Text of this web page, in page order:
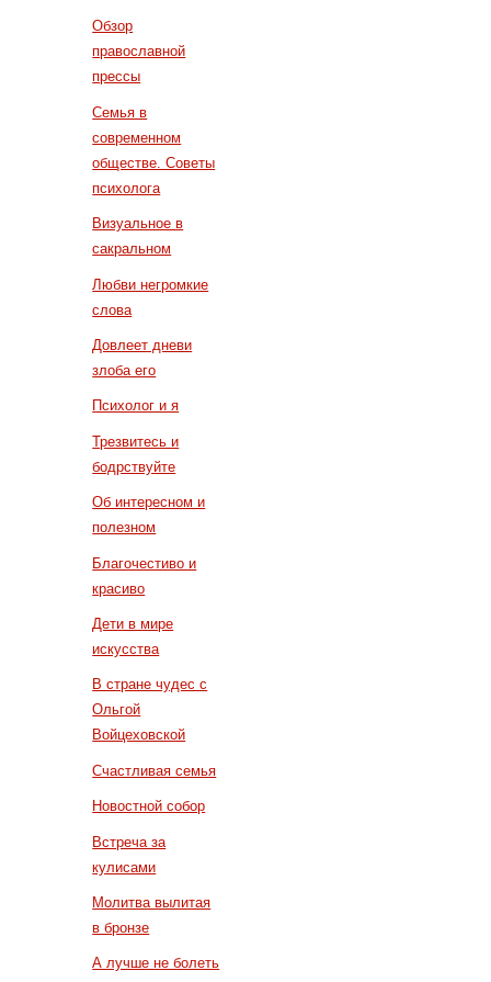
Обзор
православной
прессы
Семья в
современном
обществе. Советы
психолога
Визуальное в
сакральном
Любви негромкие
слова
Довлеет дневи
злоба его
Психолог и я
Трезвитесь и
бодрствуйте
Об интересном и
полезном
Благочестиво и
красиво
Дети в мире
искусства
В стране чудес с
Ольгой
Войцеховской
Счастливая семья
Новостной собор
Встреча за
кулисами
Молитва вылитая
в бронзе
А лучше не болеть